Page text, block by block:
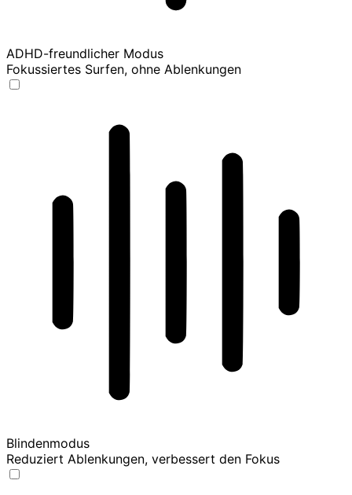
ADHD-freundlicher Modus
Fokussiertes Surfen, ohne Ablenkungen
Blindenmodus
Reduziert Ablenkungen, verbessert den Fokus